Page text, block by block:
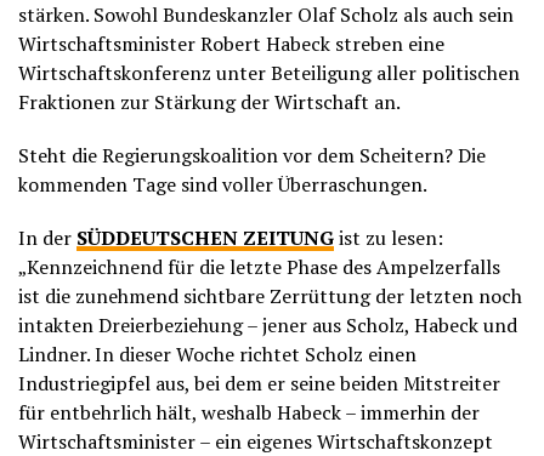
stärken. Sowohl Bundeskanzler Olaf Scholz als auch sein
Wirtschaftsminister Robert Habeck streben eine
Wirtschaftskonferenz unter Beteiligung aller politischen
Fraktionen zur Stärkung der Wirtschaft an.
Steht die Regierungskoalition vor dem Scheitern? Die
kommenden Tage sind voller Überraschungen.
In der SÜDDEUTSCHEN ZEITUNGist zu lesen:
„Kennzeichnend für die letzte Phase des Ampelzerfalls
ist die zunehmend sichtbare Zerrüttung der letzten noch
intakten Dreierbeziehung – jener aus Scholz, Habeck und
Lindner. In dieser Woche richtet Scholz einen
Industriegipfel aus, bei dem er seine beiden Mitstreiter
für entbehrlich hält, weshalb Habeck – immerhin der
Wirtschaftsminister – ein eigenes Wirtschaftskonzept